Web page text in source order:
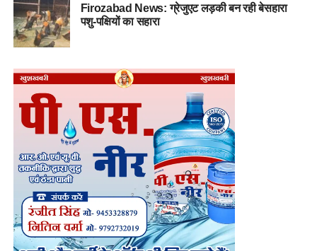
Firozabad News: ग्रेजुएट लड़की बन रही बेसहारा
पशु-पक्षियों का सहारा